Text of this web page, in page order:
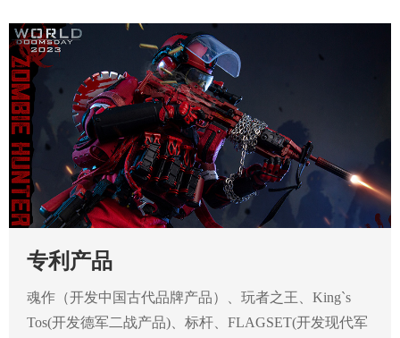
专利产品
魂作（开发中国古代品牌产品）、玩者之王、King`s
Tos(开发德军二战产品)、标杆、FLAGSET(开发现代军